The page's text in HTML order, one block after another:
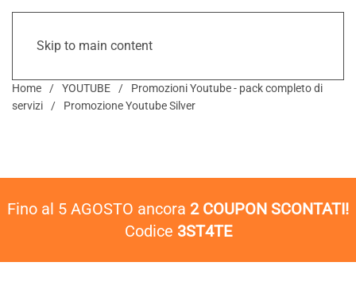
Skip to main content
Home YOUTUBE
Promozioni Youtube - pack completo di
servizi
Promozione Youtube Silver
Fino al 5 AGOSTO ancora 2 COUPON SCONTATI!
Codice 3ST4TE